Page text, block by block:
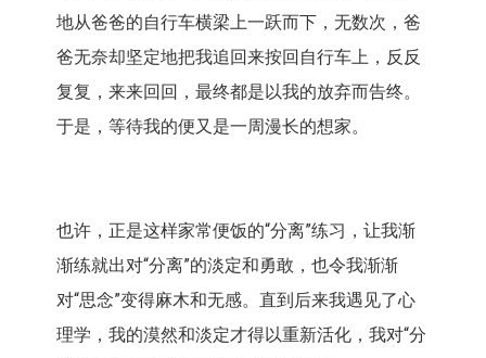
地从爸爸的自行车横梁上一跃而下，无数次，爸
爸无奈却坚定地把我追回来按回自行车上，反反
复复，来来回回，最终都是以我的放弃而告终。
于是，等待我的便又是一周漫长的想家。
也许，正是这样家常便饭的“分离”练习，让我渐
渐练就出对“分离”的淡定和勇敢，也令我渐渐
对“思念”变得麻木和无感。直到后来我遇见了心
理学，我的漠然和淡定才得以重新活化，我对“分